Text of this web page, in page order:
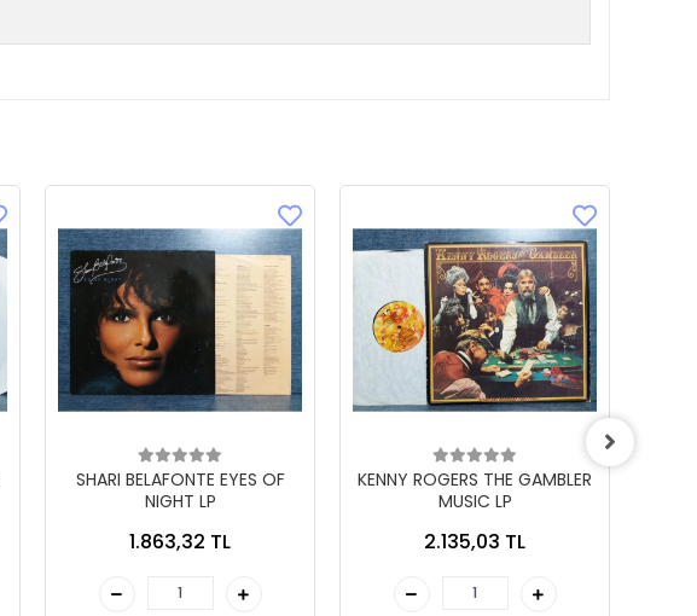
SHARI BELAFONTE EYES OF
NIGHT LP
1.863,32 TL
KENNY ROGERS THE GAMBLER
MUSIC LP
2.135,03 TL